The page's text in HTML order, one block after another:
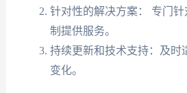
针对性的解决方案： 专门
制提供服务。
持续更新和技术支持：及时
变化。